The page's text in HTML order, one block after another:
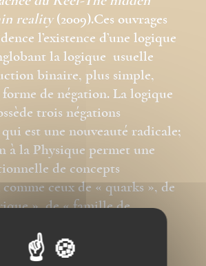
reality(2009).Ces ouvrages
l’existence d’une logique
la logique usuelle
binaire, plus simple,
forme de négation. La logique
trois négations
est une nouveauté radicale;
à la Physique permet une
de concepts
ceux de « quarks », de
», de « famille de
biblique, on peut